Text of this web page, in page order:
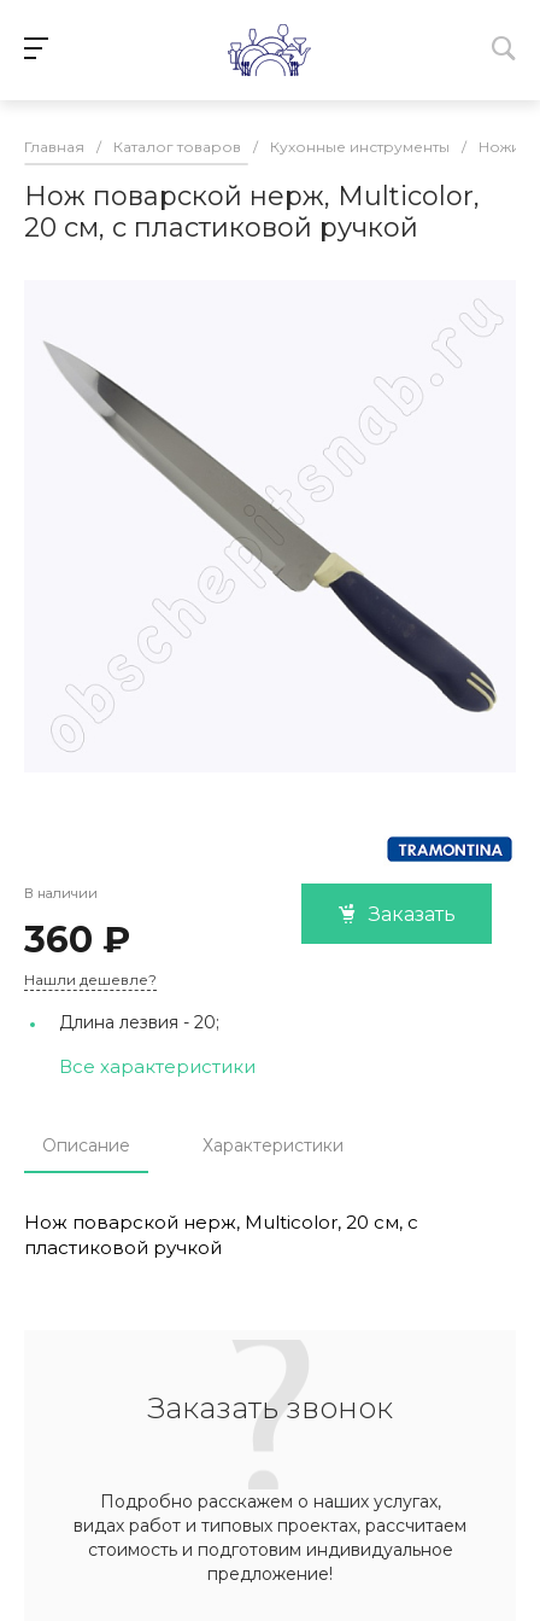
Главная / Каталог товаров / Кухонные инструменты / Ножи
Нож поварской нерж, Multicolor,
20 см, с пластиковой ручкой
В наличии
360 ₽
Заказать
Нашли дешевле?
Длина лезвия - 20;
Все характеристики
Описание Характеристики
Нож поварской нерж, Multicolor, 20 см, с
пластиковой ручкой
Заказать звонок
Подробно расскажем о наших услугах,
видах работ и типовых проектах, рассчитаем
стоимость и подготовим индивидуальное
предложение!